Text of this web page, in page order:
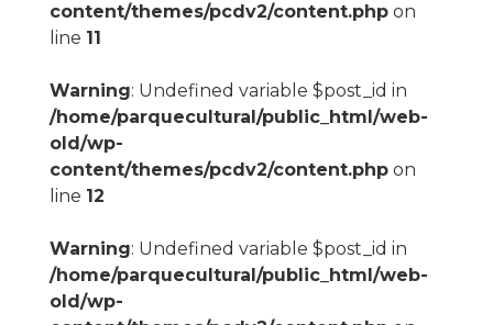
content/themes/pcdv2/content.phpon
line 11
Warning: Undefined variable $post_id in
/home/parquecultural/public_html/web-
old/wp-
content/themes/pcdv2/content.phpon
line 12
Warning: Undefined variable $post_id in
/home/parquecultural/public_html/web-
old/wp-